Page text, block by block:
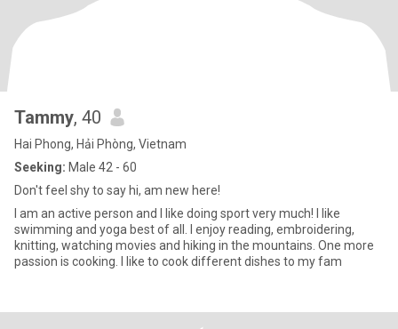
Tammy, 40
Hai Phong, Hải Phòng, Vietnam
Seeking: Male 42 - 60
Don't feel shy to say hi, am new here!
I am an active person and I like doing sport very much! I like
swimming and yoga best of all. I enjoy reading, embroidering,
knitting, watching movies and hiking in the mountains. One more
passion is cooking. I like to cook different dishes to my fam